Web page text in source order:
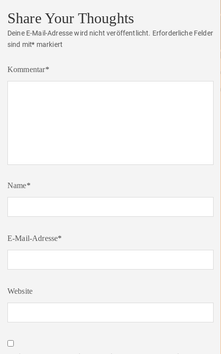
Share Your Thoughts
Deine E-Mail-Adresse wird nicht veröffentlicht. Erforderliche Felder
sind mit* markiert
Kommentar*
Name*
E-Mail-Adresse*
Website